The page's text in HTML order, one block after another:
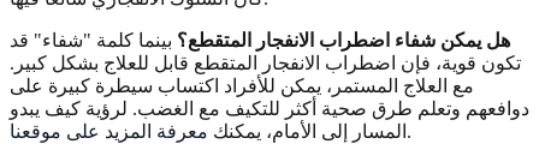
هل يمكن شفاء اضطراب الانفجار المتقطع؟ بينما كلمة "شفاء" قد
تكون قوية، فإن اضطراب الانفجار المتقطع قابل للعلاج بشكل كبير.
مع العلاج المستمر، يمكن للأفراد اكتساب سيطرة كبيرة على
دوافعهم وتعلم طرق صحية أكثر للتكيف مع الغضب. لرؤية كيف يبدو
المسار إلى الأمام، يمكنك معرفة المزيد على موقعنا .